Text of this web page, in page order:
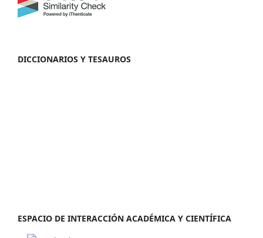
DICCIONARIOS Y TESAUROS
ESPACIO DE INTERACCIÓN ACADÉMICA Y CIENTÍFICA